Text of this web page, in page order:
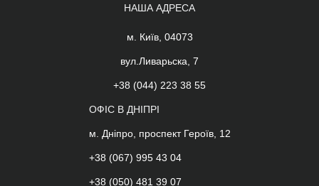
НАША АДРЕСА
м. Київ, 04073
вул.Ливарьска, 7
+38 (044) 223 38 55
ОФІС В ДНІПРІ
м. Дніпро, проспект Героїв, 12
+38 (067) 995 43 04
+38 (050) 481 39 07